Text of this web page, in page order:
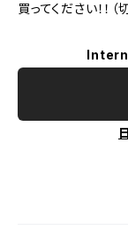
買ってください！！（